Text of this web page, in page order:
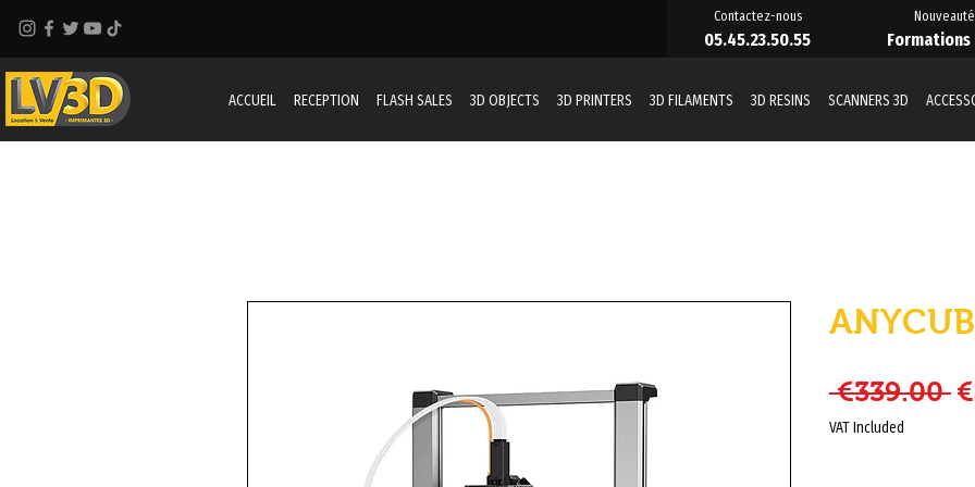
05.45.23.50.55
Contactez-nous
Formations
ACCUEIL RECEPTION FLASH SALES 3D OBJECTS 3D PRINTERS 3D FILAMENTS 3D RESINS SCANNERS 3D
€339.00
VAT Included